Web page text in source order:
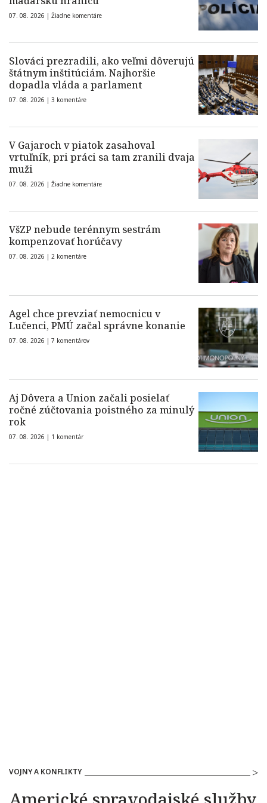
07. 08. 2026 | Žiadne komentáre
Slováci prezradili, ako veľmi dôverujú
štátnym inštitúciám. Najhoršie
dopadla vláda a parlament
07. 08. 2026 | 3 komentáre
V Gajaroch v piatok zasahoval
vrtuľník, pri práci sa tam zranili dvaja
muži
07. 08. 2026 | Žiadne komentáre
VšZP nebude terénnym sestrám
kompenzovať horúčavy
07. 08. 2026 | 2 komentáre
Agel chce prevziať nemocnicu v
Lučenci, PMÚ začal správne konanie
07. 08. 2026 | 7 komentárov
Aj Dôvera a Union začali posielať
ročné zúčtovania poistného za minulý
rok
07. 08. 2026 | 1 komentár
VOJNY A KONFLIKTY